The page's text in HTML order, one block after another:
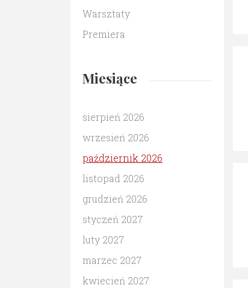
Warsztaty
Premiera
Miesiące
sierpień 2026
wrzesień 2026
październik 2026
listopad 2026
grudzień 2026
styczeń 2027
luty 2027
marzec 2027
kwiecień 2027